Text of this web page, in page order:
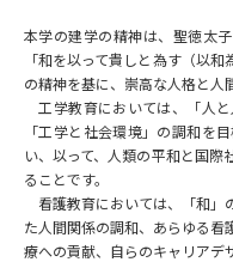
専門学校の資料請求
留学・進学関連、塾・予備校
大学入学共通テスト「受験上の
配慮案内」の請求
幼稚園教員資格認定試験
本学の建学の精神は、聖徳太
「和を以って貴しと為す（以
の精神を基に、崇高な人格と人
工学教育においては、「人と
「工学と社会環境」の調和を
い、以って、人類の平和と国
ることです。
看護教育においては、「和」
た人間関係の調和、あらゆる看
療への貢献、自らのキャリアデ